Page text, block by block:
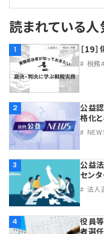
読まれている
1 ［19
税務
2
公益
格化
3
公益
セン
法人
4
役員
者選